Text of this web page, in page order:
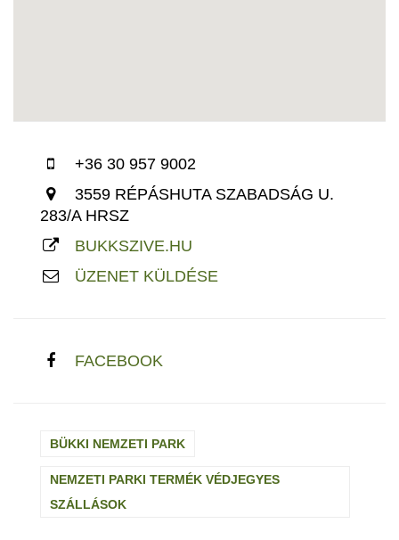
+36 30 957 9002
3559 RÉPÁSHUTA SZABADSÁG U.
283/A HRSZ
BUKKSZIVE.HU
ÜZENET KÜLDÉSE
FACEBOOK
BÜKKI NEMZETI PARK
NEMZETI PARKI TERMÉK VÉDJEGYES
SZÁLLÁSOK